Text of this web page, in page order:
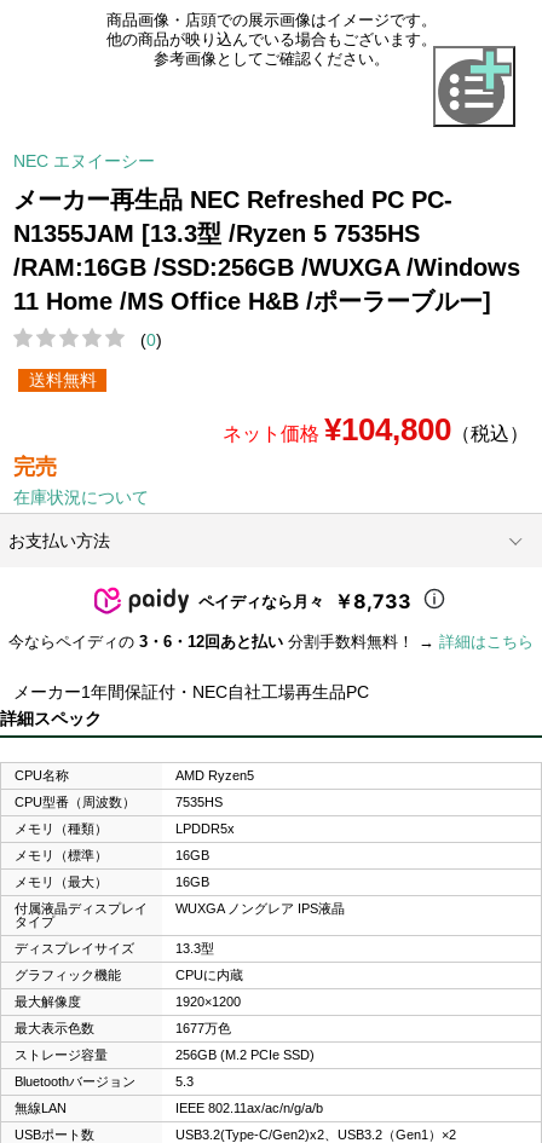
商品画像・店頭での展示画像はイメージです。
他の商品が映り込んでいる場合もございます。
参考画像としてご確認ください。
NEC エヌイーシー
メーカー再生品 NEC Refreshed PC PC-
N1355JAM [13.3型 /Ryzen 5 7535HS
/RAM:16GB /SSD:256GB /WUXGA /Windows
11 Home /MS Office H&B /ポーラーブルー]
(0)
送料無料
ネット価格 ¥104,800（税込）
完売
在庫状況について
お支払い方法
ペイディなら月々 ￥8,733
今ならペイディの 3・6・12回あと払い 分割手数料無料！ → 詳細はこちら
メーカー1年間保証付・NEC自社工場再生品PC
詳細スペック
CPU名称
AMD Ryzen5
CPU型番（周波数）
7535HS
メモリ（種類）
LPDDR5x
メモリ（標準）
16GB
メモリ（最大）
16GB
付属液晶ディスプレイ
タイプ
WUXGA ノングレア IPS液晶
ディスプレイサイズ
13.3型
グラフィック機能
CPUに内蔵
最大解像度
1920×1200
最大表示色数
1677万色
ストレージ容量
256GB (M.2 PCIe SSD)
Bluetoothバージョン
5.3
無線LAN
IEEE 802.11ax/ac/n/g/a/b
USBポート数
USB3.2(Type-C/Gen2)x2、USB3.2（Gen1）×2